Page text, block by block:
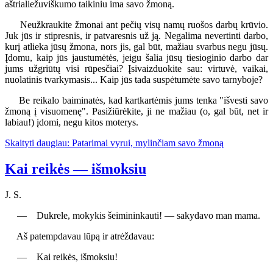
aštrialiežuviškumo taikiniu ima savo žmoną.
Neužkraukite žmonai ant pečių visų namų ruošos darbų krūvio.
Juk jūs ir stipresnis, ir patvaresnis už ją. Negalima nevertinti darbo,
kurį atlieka jūsų žmona, nors jis, gal būt, mažiau svarbus negu jūsų.
Įdomu, kaip jūs jaustumėtės, jeigu šalia jūsų tiesioginio darbo dar
jums užgriūtų visi rūpesčiai? Įsivaizduokite sau: virtuvė, vaikai,
nuolatinis tvarkymasis... Kaip jūs tada suspėtumėte savo tarnyboje?
Be reikalo baiminatės, kad kartkartėmis jums tenka "išvesti savo
žmoną į visuomenę". Pasižiūrėkite, ji ne mažiau (o, gal būt, net ir
labiau!) įdomi, negu kitos moterys.
Skaityti daugiau: Patarimai vyrui, mylinčiam savo žmoną
Kai reikės — išmoksiu
J. S.
— Dukrele, mokykis šeimininkauti! — sakydavo man mama.
Aš patempdavau lūpą ir atrėždavau:
— Kai reikės, išmoksiu!